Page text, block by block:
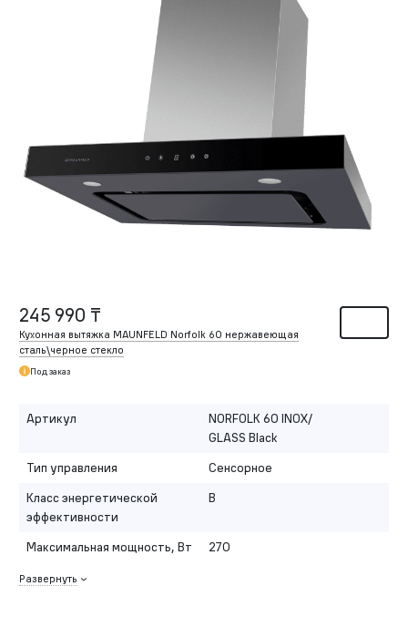
245 990 ₸
Кухонная вытяжка MAUNFELD Norfolk 60 нержавеющая
сталь\черное стекло
Под заказ
Артикул
NORFOLK 60 INOX/
GLASS Black
Тип управления
Сенсорное
Класс энергетической
эффективности
B
Максимальная мощность, Вт 270
Развернуть